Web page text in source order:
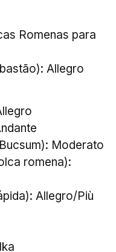
Romenas para
Allegro
Moderato
romena):
Allegro/Più